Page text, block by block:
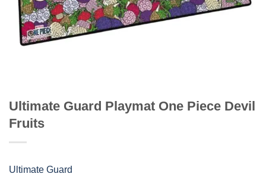
Ultimate Guard Playmat One Piece Devil
Fruits
Ultimate Guard